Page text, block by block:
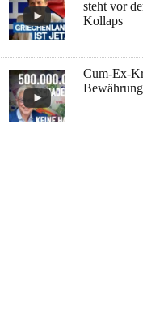
steht vor
Kollaps
Cum-Ex-